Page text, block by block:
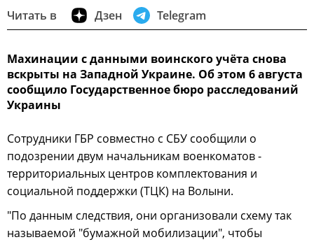
Читать в Дзен Telegram
Махинации с данными воинского учёта снова
вскрыты на Западной Украине. Об этом 6 августа
сообщило Государственное бюро расследований
Украины
Сотрудники ГБР совместно с СБУ сообщили о
подозрении двум начальникам военкоматов -
территориальных центров комплектования и
социальной поддержки (ТЦК) на Волыни.
"По данным следствия, они организовали схему так
называемой "бумажной мобилизации", чтобы